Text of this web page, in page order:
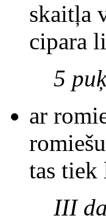
skaitļa
cipara
5
ar
tas tiek
III